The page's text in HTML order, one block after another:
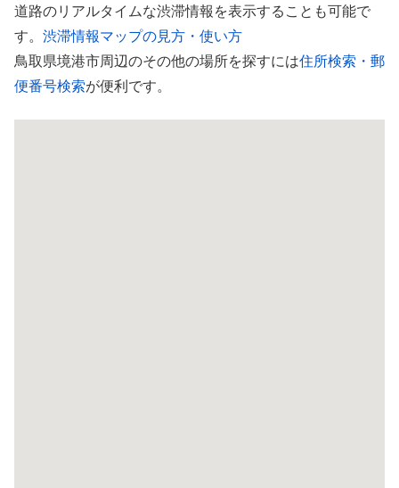
道路のリアルタイムな渋滞情報を表示することも可能で
す。 渋滞情報マップの見方・使い方
鳥取県境港市周辺のその他の場所を探すには住所検索・郵
便番号検索が便利です。